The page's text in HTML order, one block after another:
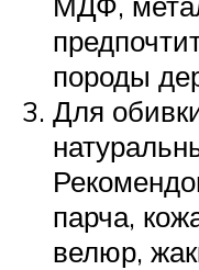
породы
Для
парча,
велюр,